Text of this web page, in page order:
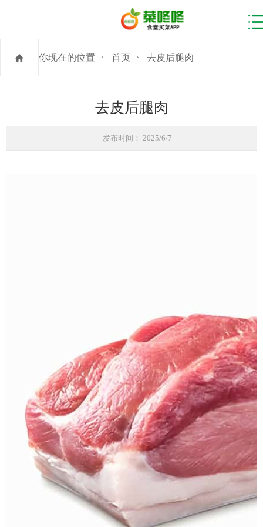
你现在的位置 首页 去皮后腿肉
去皮后腿肉
发布时间： 2025/6/7